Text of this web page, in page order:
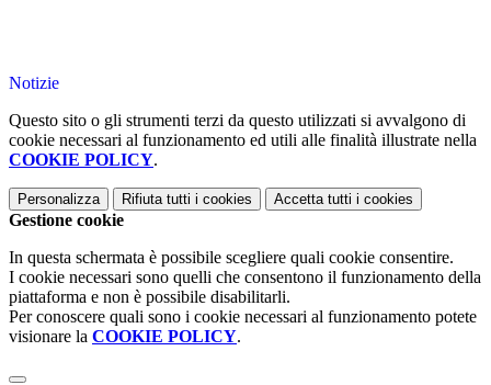
Notizie
Questo sito o gli strumenti terzi da questo utilizzati si avvalgono di
cookie necessari al funzionamento ed utili alle finalità illustrate nella
COOKIE POLICY.
Personalizza Rifiuta tutti i cookies Accetta tutti i cookies
Gestione cookie
In questa schermata è possibile scegliere quali cookie consentire.
I cookie necessari sono quelli che consentono il funzionamento della
piattaforma e non è possibile disabilitarli.
Per conoscere quali sono i cookie necessari al funzionamento potete
visionare la COOKIE POLICY.